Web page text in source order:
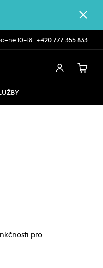
10–18 +420 777 355 833
pro